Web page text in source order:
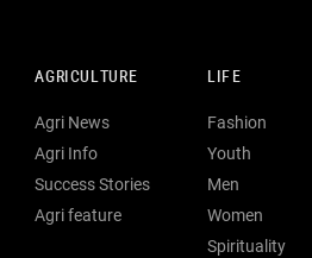
AGRICULTURE
Agri News
Agri Info
Success Stories
Agri feature
LIFE
Fashion
Youth
Men
Women
Spirituality